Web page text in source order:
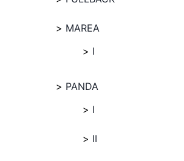
MAREA
I
PANDA
I
II